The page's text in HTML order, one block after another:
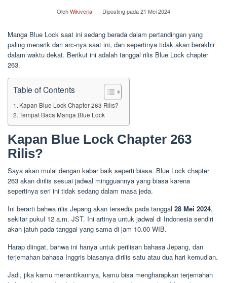
OlehWikiveria Diposting pada21 Mei 2024
Manga Blue Lock saat ini sedang berada dalam pertandingan yang
paling menarik dari arc-nya saat ini, dan sepertinya tidak akan berakhir
dalam waktu dekat. Berikut ini adalah tanggal rilis Blue Lock chapter
263.
Table of Contents
Kapan Blue Lock Chapter 263 Rilis?
Tempat Baca Manga Blue Lock
Kapan Blue Lock Chapter 263
Rilis?
Saya akan mulai dengan kabar baik seperti biasa. Blue Lock chapter
263 akan dirilis sesuai jadwal mingguannya yang biasa karena
sepertinya seri ini tidak sedang dalam masa jeda.
Ini berarti bahwa rilis Jepang akan tersedia pada tanggal 28 Mei 2024,
sekitar pukul 12 a.m. JST. Ini artinya untuk jadwal di Indonesia sendiri
akan jatuh pada tanggal yang sama di jam 10.00 WIB.
Harap diingat, bahwa ini hanya untuk perilisan bahasa Jepang, dan
terjemahan bahasa Inggris biasanya dirilis satu atau dua hari kemudian.
Jadi, jika kamu menantikannya, kamu bisa mengharapkan terjemahan